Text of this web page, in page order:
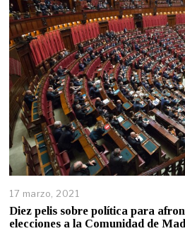
17 marzo, 2021
Diez pelis sobre política para
elecciones a la Comunidad de